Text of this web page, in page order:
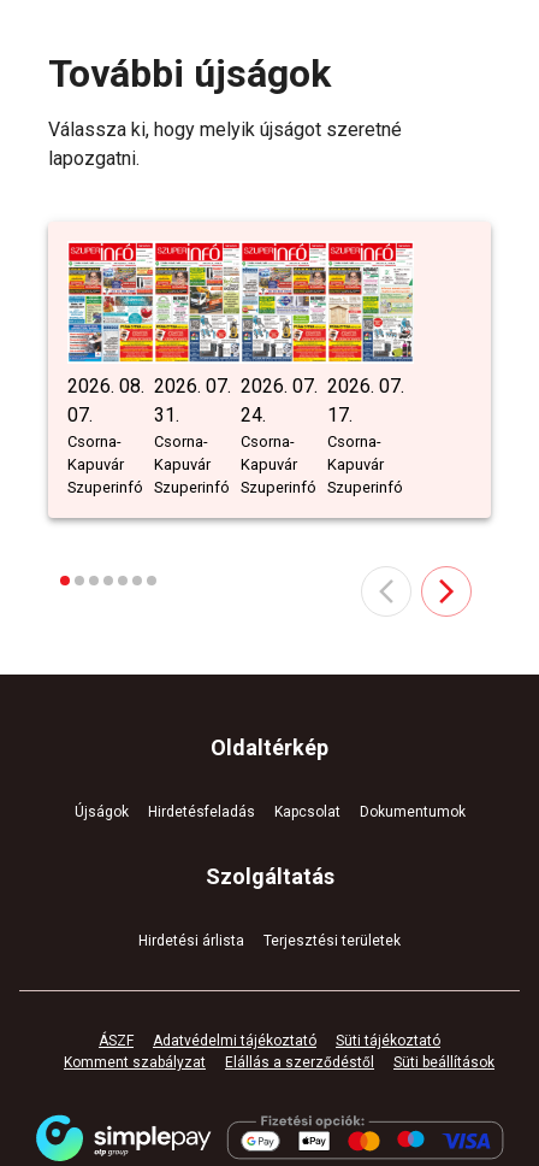
További újságok
Válassza ki, hogy melyik újságot szeretné
lapozgatni.
2026. 08.
07.
Csorna-
Kapuvár
Szuperinfó
2026. 07.
31.
Csorna-
Kapuvár
Szuperinfó
2026. 07.
24.
Csorna-
Kapuvár
Szuperinfó
2026. 07.
17.
Csorna-
Kapuvár
Szuperinfó
Szolgáltatás
Hirdetési árlista Terjesztési területek
Oldaltérkép
Újságok Hirdetésfeladás Kapcsolat Dokumentumok
ÁSZF Adatvédelmi tájékoztató
Süti tájékoztató
Komment szabályzat
Elállás a szerződéstől Süti beállítások